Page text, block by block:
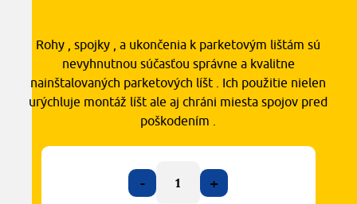
Rohy , spojky , a ukončenia k parketovým lištám sú
nevyhnutnou súčasťou správne a kvalitne
nainštalovaných parketových líšt . Ich použitie nielen
urýchluje montáž líšt ale aj chráni miesta spojov pred
poškodením .
-
+